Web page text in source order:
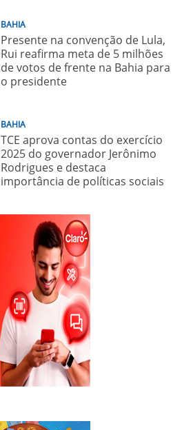
BAHIA
Presente na convenção de Lula,
Rui reafirma meta de 5 milhões
de votos de frente na Bahia para
o presidente
BAHIA
TCE aprova contas do exercício
2025 do governador Jerônimo
Rodrigues e destaca
importância de políticas sociais